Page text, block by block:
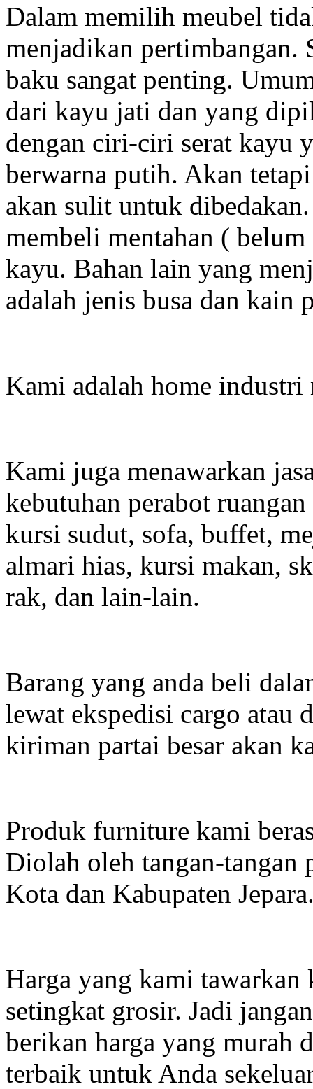
Dalam memilih meubel
menjadikan pertimbangan.
baku sangat penting.
dari kayu jati dan yang
dengan ciri-ciri serat kayu
berwarna putih. Akan
akan sulit untuk
membeli mentahan (
kayu. Bahan lain yang
adalah jenis busa dan kain
Kami adalah home industri
Kami juga menawarkan
kebutuhan perabot
kursi sudut, sofa, buffet,
almari hias, kursi makan,
rak, dan lain-lain.
Barang yang anda beli
lewat ekspedisi cargo atau
kiriman partai besar akan
Produk furniture kami
Diolah oleh tangan-tangan
Kota dan Kabupaten
Harga yang kami tawarkan
setingkat grosir. Jadi
berikan harga yang murah
terbaik untuk Anda